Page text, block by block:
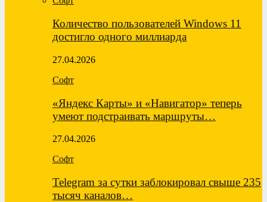
Количество пользователей Windows 11
достигло одного миллиарда
27.04.2026
Софт
«Яндекс Карты» и «Навигатор» теперь
умеют подстраивать маршруты…
27.04.2026
Софт
Telegram за сутки заблокировал свыше 235
тысяч каналов…